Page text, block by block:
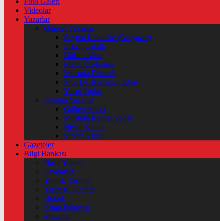
Videolar
Yazarlar
Güncel Yazarlar
Şeyma Karateke (Başyazar)
Erkan Çakıllı
Hakan Akın
Metin Özdoğan
Mustafa Düzenli
Prof Dr. Ramazan Abay
Yusuf Bolat
Ayrılan Yazarlar
Gülten Abacı
Mustafa Kemal Yonat
Neval Kütük
Şirvan Yüce
Gazeteler
Bilgi Bankası
Nasıl Yapılır
Faydaları
Yemek Tarifleri
Tarımsal Üretim
Hukuk
Kitap Dünyası
Mesajlar